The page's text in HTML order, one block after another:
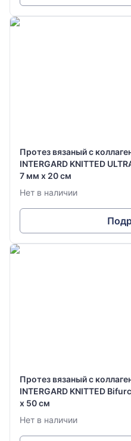
Протез вязаный с
INTERGARD KNITTED
7 мм х 20 см
Нет в наличии
Протез вязаный с
INTERGARD KNITTED
х 50 см
Нет в наличии